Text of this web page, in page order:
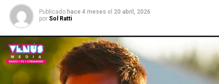
Publicado hace 4 meses el 20 abril, 2026
por Sol Ratti